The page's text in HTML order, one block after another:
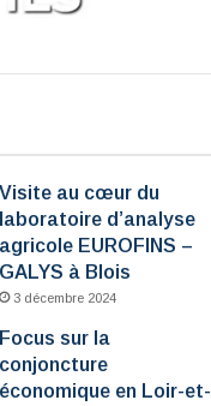
Visite au cœur du
laboratoire d’analyse
agricole EUROFINS –
GALYS à Blois
3 décembre 2024
Focus sur la
conjoncture
économique en Loir-et-